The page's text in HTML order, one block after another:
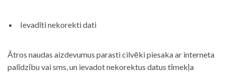
Ievadīti nekorekti dati
Ātros naudas aizdevumus parasti cilvēki piesaka ar interneta
palīdzību vai sms, un ievadot nekorektus datus tīmekļa